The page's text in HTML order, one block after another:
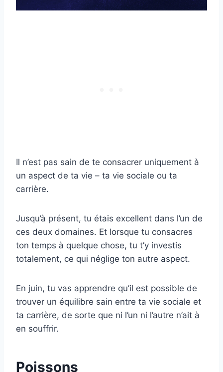
Il n’est pas sain de te consacrer uniquement à
un aspect de ta vie – ta vie sociale ou ta
carrière.
Jusqu’à présent, tu étais excellent dans l’un de
ces deux domaines. Et lorsque tu consacres
ton temps à quelque chose, tu t’y investis
totalement, ce qui néglige ton autre aspect.
En juin, tu vas apprendre qu’il est possible de
trouver un équilibre sain entre ta vie sociale et
ta carrière, de sorte que ni l’un ni l’autre n’ait à
en souffrir.
Poissons